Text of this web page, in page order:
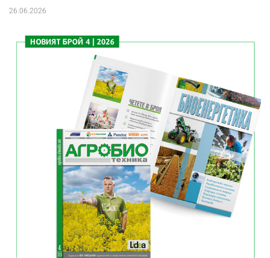
26.06.2026